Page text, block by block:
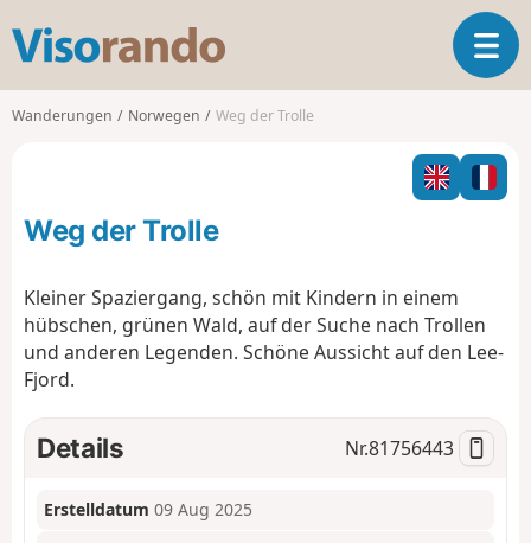
s
o
T
o
l
n
t
n
Wanderungen Norwegen Weg der Trolle
Weg der Trolle
Kleiner Spaziergang, schön mit Kindern in einem
hübschen, grünen Wald, auf der Suche nach Trollen
und anderen Legenden. Schöne Aussicht auf den Lee-
Fjord.
Details Nr.81756443
Erstelldatum 09 Aug 2025